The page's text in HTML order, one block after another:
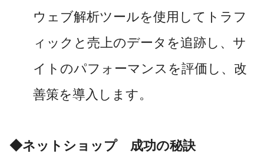
ウェブ解析ツールを使用してトラフ
ィックと売上のデータを追跡し、サ
イトのパフォーマンスを評価し、改
善策を導入します。
◆ネットショップ 成功の秘訣